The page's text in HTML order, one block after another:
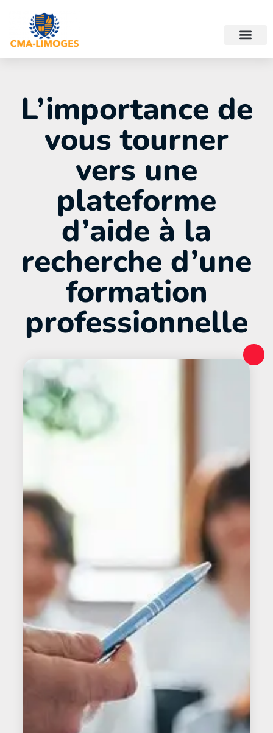
L’importance de
vous tourner
vers une
plateforme
d’aide à la
recherche d’une
formation
professionnelle